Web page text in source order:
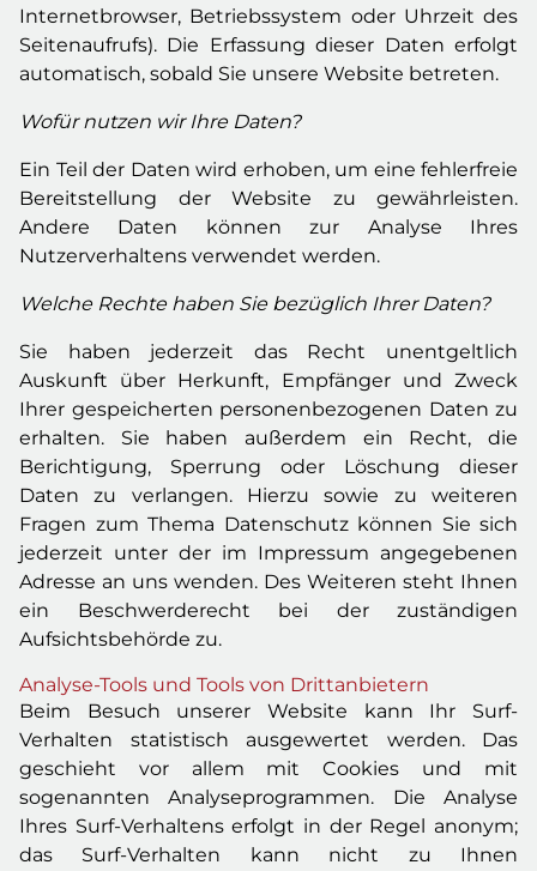
Internetbrowser, Betriebssystem oder Uhrzeit des
Seitenaufrufs). Die Erfassung dieser Daten erfolgt
automatisch, sobald Sie unsere Website betreten.
Wofür nutzen wir Ihre Daten?
Ein Teil der Daten wird erhoben, um eine fehlerfreie
Bereitstellung der Website zu gewährleisten.
Andere Daten können zur Analyse Ihres
Nutzerverhaltens verwendet werden.
Welche Rechte haben Sie bezüglich Ihrer Daten?
Sie haben jederzeit das Recht unentgeltlich
Auskunft über Herkunft, Empfänger und Zweck
Ihrer gespeicherten personenbezogenen Daten zu
erhalten. Sie haben außerdem ein Recht, die
Berichtigung, Sperrung oder Löschung dieser
Daten zu verlangen. Hierzu sowie zu weiteren
Fragen zum Thema Datenschutz können Sie sich
jederzeit unter der im Impressum angegebenen
Adresse an uns wenden. Des Weiteren steht Ihnen
ein Beschwerderecht bei der zuständigen
Aufsichtsbehörde zu.
Analyse-Tools und Tools von Drittanbietern
Beim Besuch unserer Website kann Ihr Surf-
Verhalten statistisch ausgewertet werden. Das
geschieht vor allem mit Cookies und mit
sogenannten Analyseprogrammen. Die Analyse
Ihres Surf-Verhaltens erfolgt in der Regel anonym;
das Surf-Verhalten kann nicht zu Ihnen